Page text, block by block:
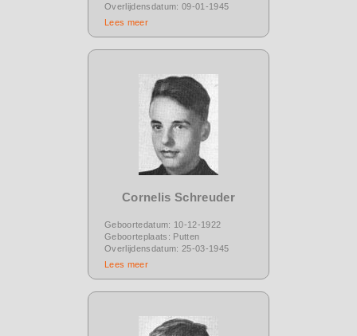
Overlijdensdatum: 09-01-1945
Lees meer
Cornelis Schreuder
Geboortedatum: 10-12-1922
Geboorteplaats: Putten
Overlijdensdatum: 25-03-1945
Lees meer